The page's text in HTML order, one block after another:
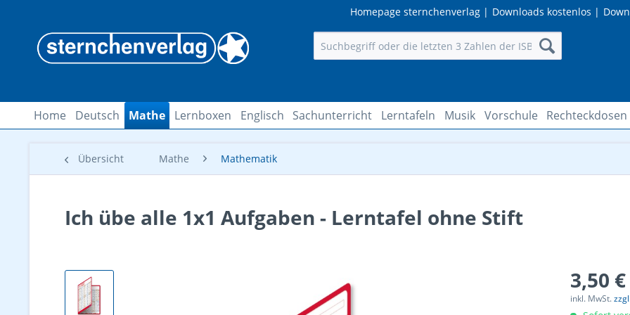
Downloads kostenlos |
Homepage sternchenverlag |
Home Deutsch Mathe Lernboxen Englisch Sachunterricht Lerntafeln Musik Vorschule Rechteckdosen
Übersicht Mathe Mathematik
Ich übe alle 1x1 Aufgaben - Lerntafel ohne Stift
3,50
inkl. MwSt.